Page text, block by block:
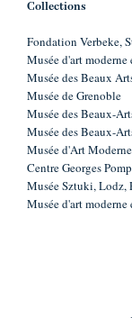
Collections
Fondation Verbeke,
Musée d'art
Musée des Beaux
Musée de Grenoble
Musée des Beaux-
Musée des Beaux-
Musée d'Art
Centre Georges
Musée Sztuki, Lodz,
Musée d'art